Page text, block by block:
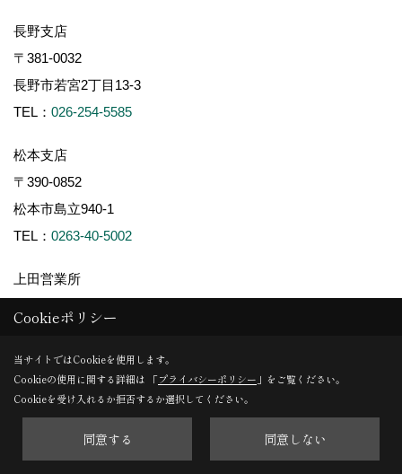
長野支店
〒381-0032
長野市若宮2丁目13-3
TEL： 026-254-5585
松本支店
〒390-0852
松本市島立940-1
TEL： 0263-40-5002
上田営業所
TEL： 0268-75-0651
諏訪支店
Cookieポリシー
当サイトではCookieを使用します。
Cookieの使用に関する詳細は 「プライバシーポリシー 」をご覧ください。
Cookieを受け入れるか拒否するか選択してください。
同意する 同意しない